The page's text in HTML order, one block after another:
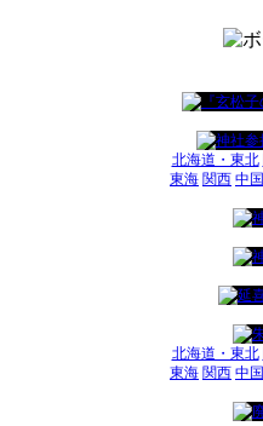
北海道・東北
東海 関西 中国
北海道・東北
東海 関西 中国